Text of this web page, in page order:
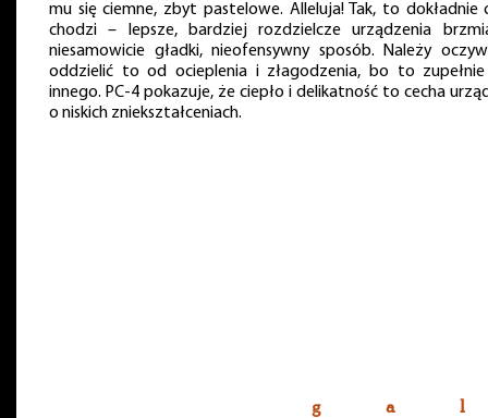
mu się ciemne, zbyt pastelowe. Alleluja! Tak, to dokładnie
chodzi – lepsze, bardziej rozdzielcze urządzenia
niesamowicie gładki, nieofensywny sposób. Należy
oddzielić to od ocieplenia i złagodzenia, bo to
innego. PC-4 pokazuje, że ciepło i delikatność to cecha
o niskich zniekształceniach.
g a